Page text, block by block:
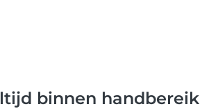
binnen handbereik